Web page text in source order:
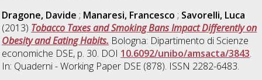
Dragone, Davide ; Manaresi, Francesco; Savorelli, Luca
(2013) Tobacco Taxes and Smoking Bans Impact Differently on
Obesity and Eating Habits. Bologna: Dipartimento di Scienze
economiche DSE, p. 30. DOI 10.6092/unibo/amsacta/3843.
In: Quaderni - Working Paper DSE (878). ISSN 2282-6483.